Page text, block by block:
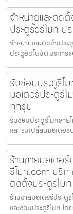
จำหน่ายและติด
ประตูรั้วรีโมท ป
จำหน่ายและติดตั้งประ
ประตูอัตโนมัติ บริกา
รับซ่อมประตูรีโ
มอเตอร์ประตูรี
ทุกรุ่น
รับซ่อมประตูรีโมทสาย
และ รับเปลี่ยนมอเตอ
ร้านขายมอเตอ
รีโมท.com บริก
ติดตั้งประตูรีโม
ร้านขายมอเตอร์ประ
และซ่อมประตูรีโมท โ